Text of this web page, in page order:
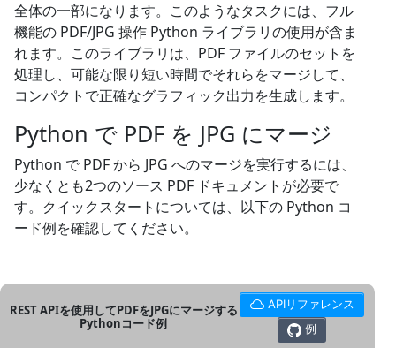
全体の一部になります。このようなタスクには、フル
機能の PDF/JPG 操作 Python ライブラリの使用が含ま
れます。このライブラリは、PDF ファイルのセットを
処理し、可能な限り短い時間でそれらをマージして、
コンパクトで正確なグラフィック出力を生成します。
Python で PDF を JPG にマージ
Python で PDF から JPG へのマージを実行するには、
少なくとも2つのソース PDF ドキュメントが必要で
す。クイックスタートについては、以下の Python コ
ード例を確認してください。
REST APIを使用してPDFをJPGにマージする
Pythonコード例
APIリファレンス
例